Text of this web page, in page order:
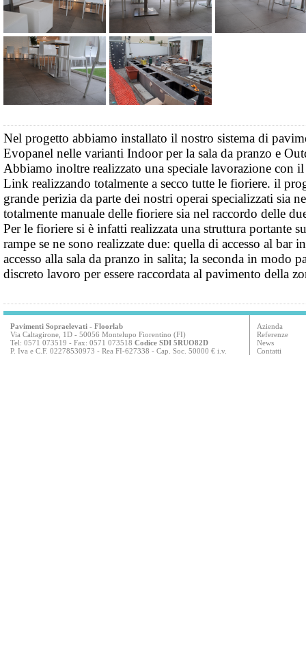
Nel progetto abbiamo installato il nostro sistema di
Evopanel nelle varianti Indoor per la sala da pranzo e
Abbiamo inoltre realizzato una speciale lavorazione con
Link realizzando totalmente a secco tutte le fioriere. il
grande perizia da parte dei nostri operai specializzati sia
totalmente manuale delle fioriere sia nel raccordo delle
Per le fioriere si è infatti realizzata una struttura portante
rampe se ne sono realizzate due: quella di accesso al bar
accesso alla sala da pranzo in salita; la seconda in modo
discreto lavoro per essere raccordata al pavimento della
Pavimenti Sopraelevati - Floorlab
Via Caltagirone, 1D - 50056 Montelupo Fiorentino (FI)
Tel: 0571 073519 - Fax: 0571 073518 Codice SDI 5RUO82D
P. Iva e C.F. 02278530973 - Rea FI-627338 - Cap. Soc. 50000 € i.v.
Azienda
Referenze
News
Contatti